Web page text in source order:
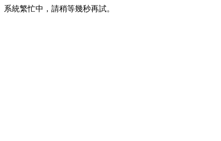
系統繁忙中，請稍等幾秒再試。